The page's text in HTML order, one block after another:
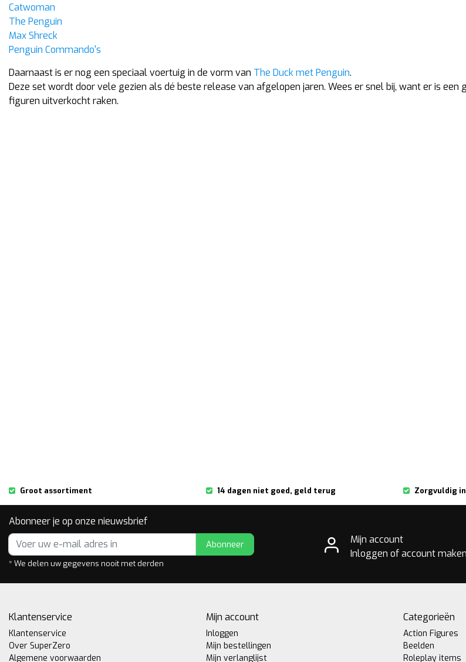
Catwoman
The Penguin
Max Shreck
Penguin Commando's
Daarnaast is er nog een speciaal voertuig in de vorm van The Duck met Penguin.
Deze set wordt door vele gezien als dé beste release van afgelopen jaren. Wees er snel bij, want er is een
figuren uitverkocht raken.
Groot assortiment 14 dagen niet goed, geld terug Zorgvuldig
Abonneer je op onze nieuwsbrief
Abonneer
* We delen uw gegevens nooit met derden
Mijn account
Inloggen of account maken
Klantenservice
Klantenservice
Over SuperZero
Algemene voorwaarden
Mijn account
Inloggen
Mijn bestellingen
Mijn verlanglijst
Categorieën
Action Figures
Beelden
Roleplay items